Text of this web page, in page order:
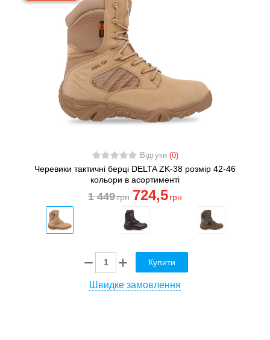
Відгуки (0)
Черевики тактичні берці DELTA ZK-38 розмір 42-46
кольори в асортименті
1 449грн 724,5 грн
Купити
Швидке замовлення